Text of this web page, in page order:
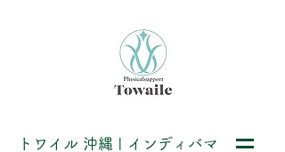
トワイル 沖縄 | インディバマ